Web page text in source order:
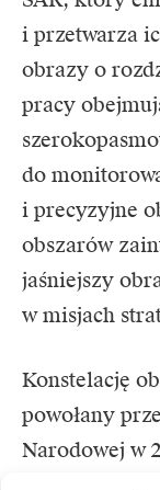
i przetwarza
obrazy o
pracy
do
i precyzyjne
obszarów
jaśniejszy
w misjach
Konstelację
powołany
Narodowej w